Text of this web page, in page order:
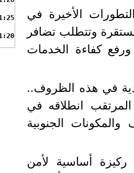
الأخيرة في
وتتطلب تضافر
ورفع كفاءة الخدمات
في هذه الظروف..
المرتقب انطلاقه في
الجنوبية
أساسية لأمن